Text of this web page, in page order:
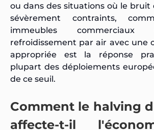
ou dans des situations où le bruit
sévèrement contraints,
immeubles
refroidissement par air avec une
appropriée est la réponse
plupart des déploiements
de ce seuil.
Comment le halving
affecte-t-il